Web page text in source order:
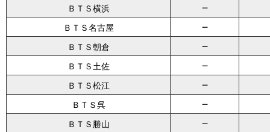
ＢＴＳ横浜 －
ＢＴＳ名古屋 －
ＢＴＳ朝倉 －
ＢＴＳ土佐 －
ＢＴＳ松江 －
ＢＴＳ呉 －
ＢＴＳ勝山 －